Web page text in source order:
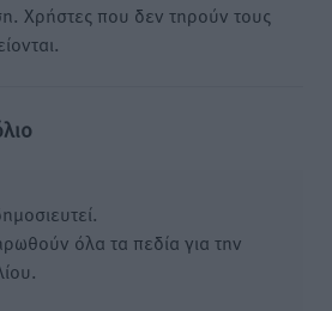
Χρήστες που δεν τηρούν τους
όλα τα πεδία για την